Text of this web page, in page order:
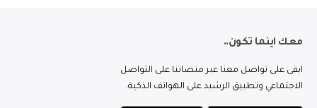
معك اينما تكون..
ابقى على تواصل معنا عبر منصاتنا على التواصل
الاجتماعي وتطبيق الرشيد على الهواتف الذكية.